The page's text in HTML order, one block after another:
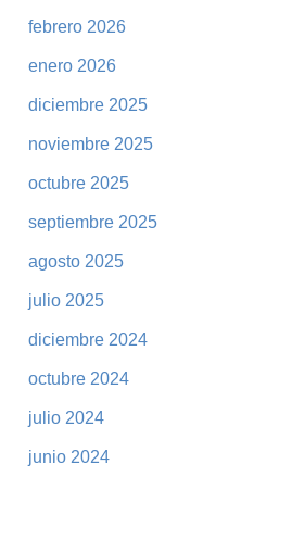
febrero 2026
enero 2026
diciembre 2025
noviembre 2025
octubre 2025
septiembre 2025
agosto 2025
julio 2025
diciembre 2024
octubre 2024
julio 2024
junio 2024